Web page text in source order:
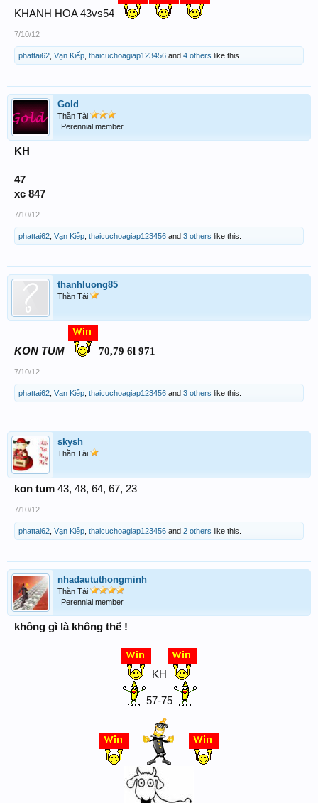
KHANH HOA 43vs54
7/10/12
phattai62 Vạn Kiếp thaicuchoagiap123456 and 4 others like this.
Gold
Thần Tài
Perennial member
KH
47
xc 847
7/10/12
phattai62 Vạn Kiếp thaicuchoagiap123456 and 3 others like this.
thanhluong85
Thần Tài
KON TUM 70,79 6l 971
7/10/12
phattai62 Vạn Kiếp thaicuchoagiap123456 and 3 others like this.
skysh
Thần Tài
kon tum 43, 48, 64, 67, 23
7/10/12
phattai62 Vạn Kiếp thaicuchoagiap123456 and 2 others like this.
nhadaututhongminh
Thần Tài
Perennial member
không gì là không thể !
KH
57-75